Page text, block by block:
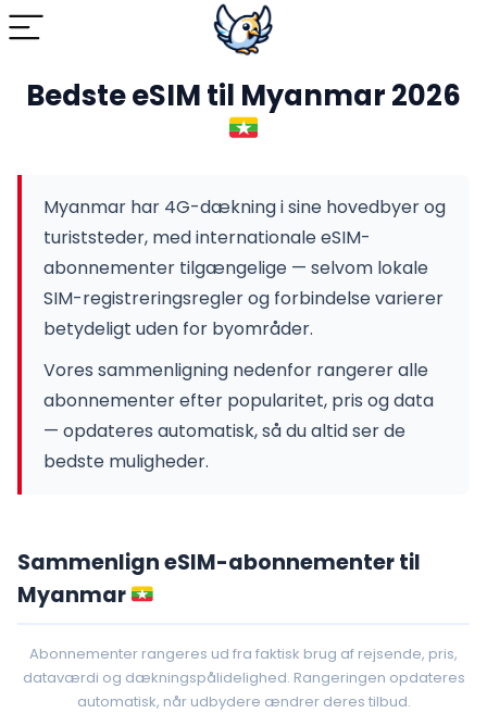
Bedste eSIM til Myanmar 2026
Myanmar har 4G-dækning i sine hovedbyer og
turiststeder, med internationale eSIM-
abonnementer tilgængelige — selvom lokale
SIM-registreringsregler og forbindelse varierer
betydeligt uden for byområder.
Vores sammenligning nedenfor rangerer alle
abonnementer efter popularitet, pris og data
— opdateres automatisk, så du altid ser de
bedste muligheder.
Sammenlign eSIM-abonnementer til
Myanmar
Abonnementer rangeres ud fra faktisk brug af rejsende, pris,
dataværdi og dækningspålidelighed. Rangeringen opdateres
automatisk, når udbydere ændrer deres tilbud.